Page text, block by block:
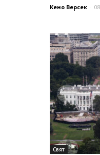
Кено Версек -
Свят